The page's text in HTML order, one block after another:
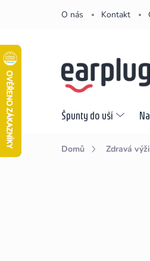
O nás Kontakt
Špunty do uší
Domů Zdravá